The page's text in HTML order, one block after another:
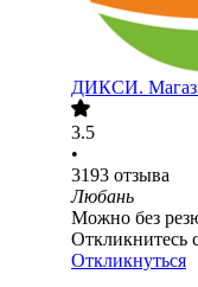
ДИКСИ.
3.5
•
3193 отзыва
Любань
Можно без
Откликнитесь
Откликнуться